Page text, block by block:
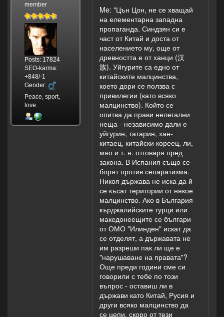
member
Posts: 17824
SEO-karma:
+848/-1
Gender:
Peace, sport,
love.
Me: "Цън Цон, не се хващай
на елементарна западна
пропаганда. Синдзян си е
част от Китай и доста от
населението му, още от
древността е от ханци (汉
族). Уйгурите са едно от
китайските малцинства,
което дори се ползва с
привилегии (като всяко
малцинство). Който се
опитва да прави нелегални
неща - независимо дали е
уйгурин, татарин, хан-
китаец, китайски кореец, ли,
мяо и т. н. отговаря пред
закона. В Испания също се
борят против сепаратизма.
Никоя държава не иска да й
се късат територии от някое
малцинство. Ако в България
кърджалийските турци или
македонеещите се българи
от ОМО "Илинден" искат да
се отделят, а държавата не
им разреши пак ли ще е
"нарушаване на правата"?
Още преди години сме си
говорили с тебе по този
въпрос - оставиш ли в
държави като Китай, Русия и
други всяко малцинство да
се цепи, скоро от тези